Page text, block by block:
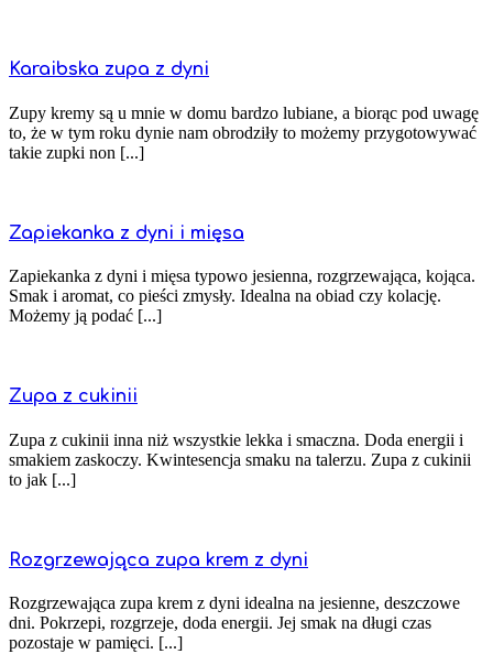
Karaibska zupa z dyni
Zupy kremy są u mnie w domu bardzo lubiane, a biorąc pod uwagę
to, że w tym roku dynie nam obrodziły to możemy przygotowywać
takie zupki non [...]
Zapiekanka z dyni i mięsa
Zapiekanka z dyni i mięsa typowo jesienna, rozgrzewająca, kojąca.
Smak i aromat, co pieści zmysły. Idealna na obiad czy kolację.
Możemy ją podać [...]
Zupa z cukinii
Zupa z cukinii inna niż wszystkie lekka i smaczna. Doda energii i
smakiem zaskoczy. Kwintesencja smaku na talerzu. Zupa z cukinii
to jak [...]
Rozgrzewająca zupa krem z dyni
Rozgrzewająca zupa krem z dyni idealna na jesienne, deszczowe
dni. Pokrzepi, rozgrzeje, doda energii. Jej smak na długi czas
pozostaje w pamięci. [...]